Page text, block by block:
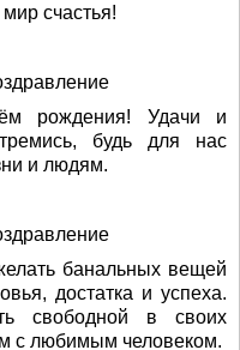
счастья!
рождения! Удачи и
будь для нас
и людям.
банальных вещей
достатка и успеха.
свободной в своих
с любимым человеком.